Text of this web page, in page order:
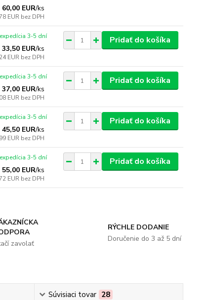
60,00 EUR/ks
EUR bez DPH
33,50 EUR/ks
EUR bez DPH
expedícia 3-5 dní Pridať do košíka
37,00 EUR/ks
EUR bez DPH
expedícia 3-5 dní Pridať do košíka
45,50 EUR/ks
EUR bez DPH
expedícia 3-5 dní Pridať do košíka
55,00 EUR/ks
EUR bez DPH
expedícia 3-5 dní Pridať do košíka
zavolať
RÝCHLE DODANIE
Doručenie do 3 až 5 dní
Súvisiaci tovar 28